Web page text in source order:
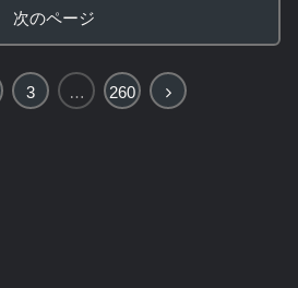
次のページ
3 … 260
次